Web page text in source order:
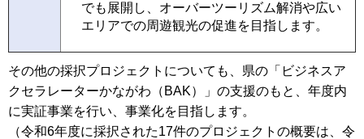
でも展開し、オーバーツーリズム解消や広い
エリアでの周遊観光の促進を目指します。
その他の採択プロジェクトについても、県の「ビジネスア
クセラレーターかながわ（BAK）」の支援のもと、年度内
に実証事業を行い、事業化を目指します。
（令和6年度に採択された17件のプロジェクトの概要は、令